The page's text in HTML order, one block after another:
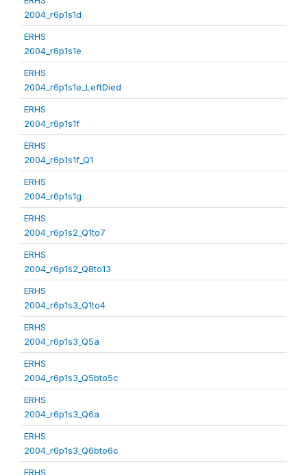
2004_r6p1s1d
ERHS
2004_r6p1s1e
ERHS
2004_r6p1s1e_LeftDied
ERHS
2004_r6p1s1f
ERHS
2004_r6p1s1f_Q1
ERHS
2004_r6p1s1g
ERHS
2004_r6p1s2_Q1to7
ERHS
2004_r6p1s2_Q8to13
ERHS
2004_r6p1s3_Q1to4
ERHS
2004_r6p1s3_Q5a
ERHS
2004_r6p1s3_Q5bto5c
ERHS
2004_r6p1s3_Q6a
ERHS
2004_r6p1s3_Q6bto6c
ERHS